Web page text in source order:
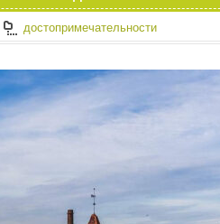
достопримечательности